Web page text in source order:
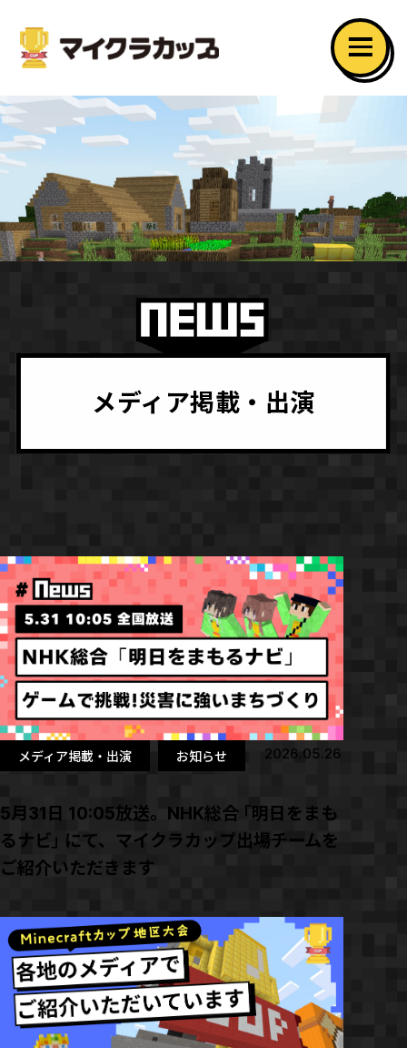
メディア掲載・出演
メディア掲載・出演 お知らせ 2026.05.26
5月31日 10:05放送。NHK総合「明日をまも
るナビ」にて、マイクラカップ出場チームを
ご紹介いただきます